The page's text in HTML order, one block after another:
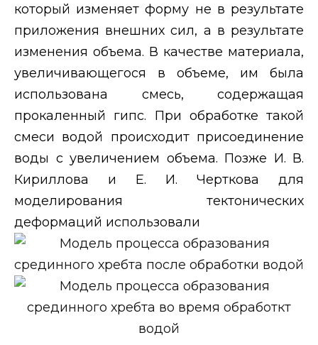
который изменяет форму не в результате
приложения внешних сил, а в результате
изменения объема. В качестве материала,
увеличивающегося в объеме, им была
использована смесь, содержащая
прокаленный гипс. При обработке такой
смеси водой происходит присоединение
воды с увеличением объема. Позже И. В.
Кириллова и Е. И. Черткова для
моделирования тектонических
деформаций использовали